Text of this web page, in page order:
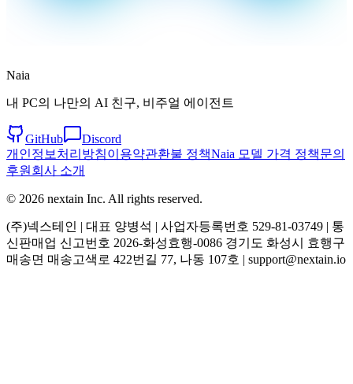
Naia
내 PC의 나만의 AI 친구, 비주얼 에이전트
GitHub
Discord
개인정보처리방침이용약관환불 정책Naia 모델 가격 정책문의
후원 회사 소개
© 2026 nextain Inc. All rights reserved.
(주)넥스테인 | 대표 양병석 | 사업자등록번호 529-81-03749 | 통
신판매업 신고번호 2026-화성효행-0086 경기도 화성시 효행구
매송면 매송고색로 422번길 77, 나동 107호 | support@nextain.io